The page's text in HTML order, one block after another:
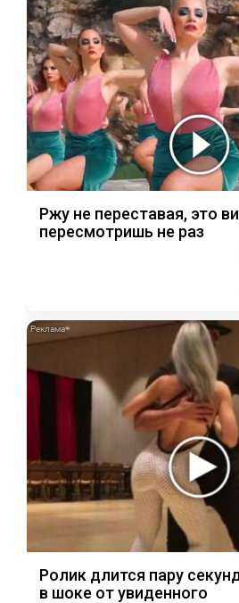
Ржу не переставая, это
пересмотришь не раз
Ролик длится пару
в шоке от увиденного